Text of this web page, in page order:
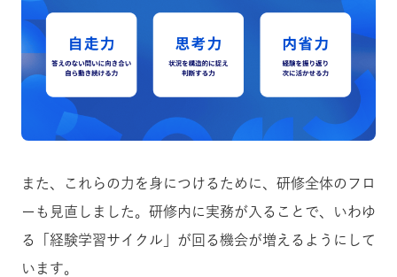
また、これらの力を身につけるために、研修全体のフロ
ーも見直しました。研修内に実務が入ることで、いわゆ
る「経験学習サイクル」が回る機会が増えるようにして
います。